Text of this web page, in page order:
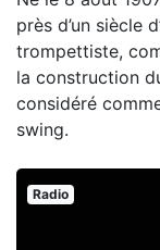
près d’un siècle
trompettiste,
la construction
considéré
swing.
Radio